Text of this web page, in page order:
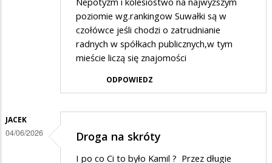
poziomie wg.rankingow Suwałki są w
czołówce jeśli chodzi o zatrudnianie
radnych w spółkach publicznych,w tym
mieście liczą się znajomości
ODPOWIEDZ
JACEK
04/06/2026 Droga na skróty
I po co Ci to było Kamil ? Przez długie